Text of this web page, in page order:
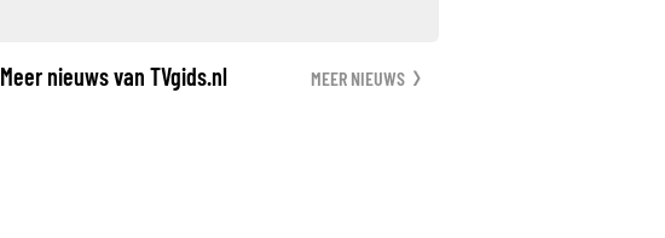
Meer nieuws van TVgids.nl MEER NIEUWS